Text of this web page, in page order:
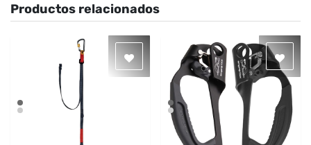
Productos relacionados